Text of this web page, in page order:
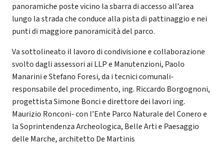
panoramiche poste vicino la sbarra di accesso all’area
lungo la strada che conduce alla pista di pattinaggio e nei
punti di maggiore panoramicità del parco.
Va sottolineato il lavoro di condivisione e collaborazione
svolto dagli assessori ai LLP e Manutenzioni, Paolo
Manarini e Stefano Foresi, da i tecnici comunali-
responsabile del procedimento, ing. Riccardo Borgognoni,
progettista Simone Bonci e direttore dei lavori ing.
Maurizio Ronconi- con l’Ente Parco Naturale del Conero e
la Soprintendenza Archeologica, Belle Arti e Paesaggio
delle Marche, architetto De Martinis